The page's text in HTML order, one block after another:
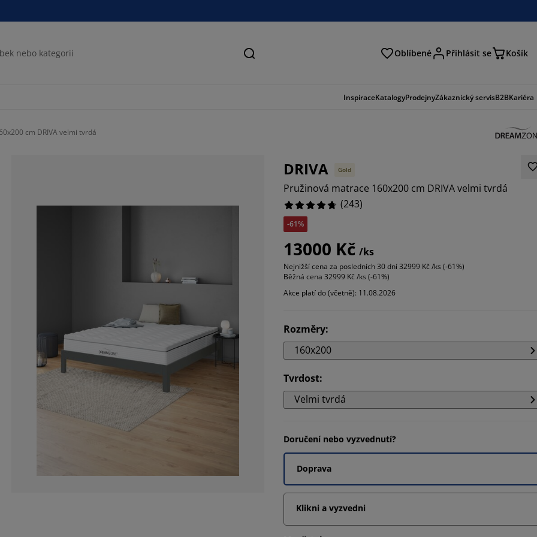
Hledat Oblíbené Přihlásit se Košík
InspiraceKatalogyProdejnyZákaznický servisB2BKariéra
cm DRIVA velmi tvrdá
DRIVA Gold
Pružinová matrace 160x200 cm DRIVA velmi tvrdá
(243)
-61%
13000 Kč /ks
Nejnižší cena za posledních 30 dní32999 Kč /ks (-61%)
Běžná cena 32999 Kč /ks (-61%)
Akce platí do (včetně): 11.08.2026
Rozměry:
160x200
Tvrdost:
Velmi tvrdá
Doručení nebo vyzvednutí?
Doprava
Klikni a vyzvedni
2.4691358024691357%
2.05761316872428%